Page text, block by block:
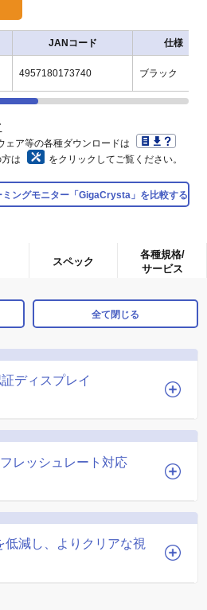
JANコード 仕様
4957180173740 ブラック
ア等の各種ダウンロードは
は
をクリックしてご覧ください。
ミングモニター「GigaCrysta」を比較する
スペック
各種規格/
サービス
全て閉じる
ディスプレイ
レッシュレート対応
低減し、よりクリアな視